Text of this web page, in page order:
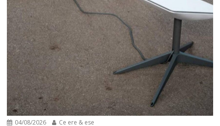
04/08/2026 Ce ere & ese